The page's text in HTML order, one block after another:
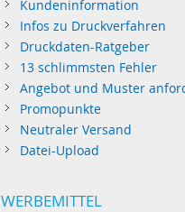
Kundeninformation
Infos zu Druckverfahren
Druckdaten-Ratgeber
13 schlimmsten Fehler
Angebot und Muster
Promopunkte
Neutraler Versand
Datei-Upload
WERBEMITTEL